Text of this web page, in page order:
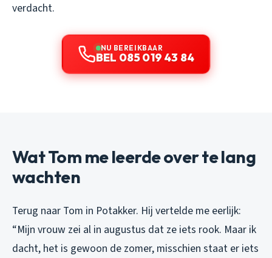
verdacht.
NU BEREIKBAAR
BEL 085 019 43 84
Wat Tom me leerde over te lang
wachten
Terug naar Tom in Potakker. Hij vertelde me eerlijk:
“Mijn vrouw zei al in augustus dat ze iets rook. Maar ik
dacht, het is gewoon de zomer, misschien staat er iets